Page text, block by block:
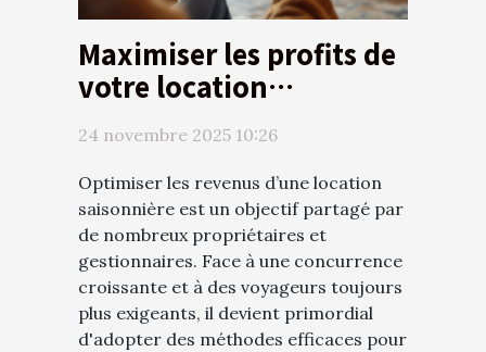
Maximiser les profits de
votre location
saisonnière : Stratégies
et astuces
24 novembre 2025 10:26
Optimiser les revenus d’une location
saisonnière est un objectif partagé par
de nombreux propriétaires et
gestionnaires. Face à une concurrence
croissante et à des voyageurs toujours
plus exigeants, il devient primordial
d'adopter des méthodes efficaces pour